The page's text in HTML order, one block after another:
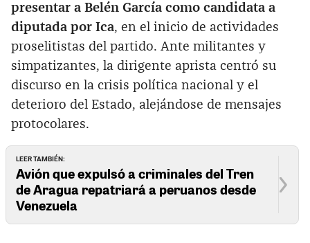
presentar a Belén García como candidata a
diputada por Ica, en el inicio de actividades
proselitistas del partido. Ante militantes y
simpatizantes, la dirigente aprista centró su
discurso en la crisis política nacional y el
deterioro del Estado, alejándose de mensajes
protocolares.
LEER TAMBIÉN:
Avión que expulsó a criminales del Tren
de Aragua repatriará a peruanos desde
Venezuela